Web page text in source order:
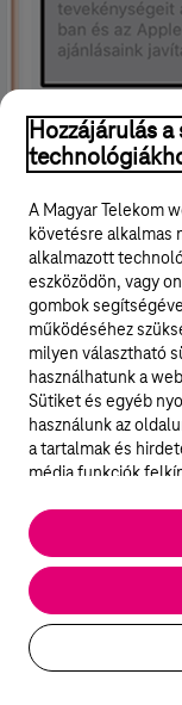
A kód ellenőrzése
Kép
leírása:
lépés
Hozzájárulás
A Magyar Telekom
követésre alkalmas
alkalmazott
eszközödön, vagy
gombok
működéséhez
milyen választható
használhatunk a
Sütiket és egyéb
használunk az
a tartalmak és
média funkciók
elengedhetetlenek
kikapcsolni őket a
statisztikai, vagy
esetekben az
megosztjuk
partnereinkkel.
Részletes